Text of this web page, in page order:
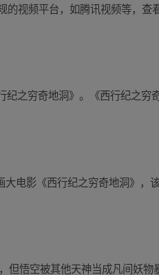
的视频平台，如腾讯视频等，查
纪之穷奇地洞》。《西行纪之穷
电影《西行纪之穷奇地洞》，
但悟空被其他天神当成凡间妖物